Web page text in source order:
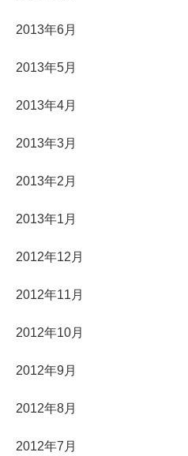
2013年6月
2013年5月
2013年4月
2013年3月
2013年2月
2013年1月
2012年12月
2012年11月
2012年10月
2012年9月
2012年8月
2012年7月